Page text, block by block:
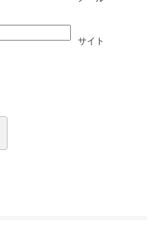
サイト